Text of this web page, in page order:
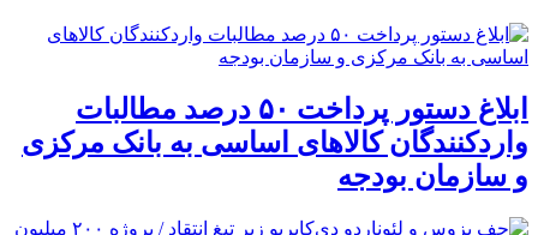
ابلاغ دستور پرداخت ۵۰ درصد مطالبات
واردکنندگان کالاهای اساسی به بانک مرکزی
و سازمان بودجه